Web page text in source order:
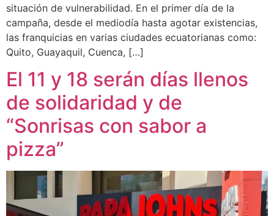
situación de vulnerabilidad. En el primer día de la
campaña, desde el mediodía hasta agotar existencias,
las franquicias en varias ciudades ecuatorianas como:
Quito, Guayaquil, Cuenca, […]
El 11 y 18 serán días llenos
de solidaridad y de
“Sonrisas con sabor a
pizza”